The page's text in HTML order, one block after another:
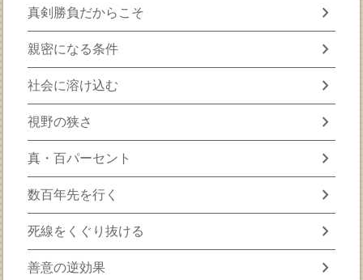
真剣勝負だからこそ chevron_right
親密になる条件 chevron_right
社会に溶け込む chevron_right
視野の狭さ chevron_right
真・百パーセント chevron_right
数百年先を行く chevron_right
死線をくぐり抜ける chevron_right
善意の逆効果 chevron_right